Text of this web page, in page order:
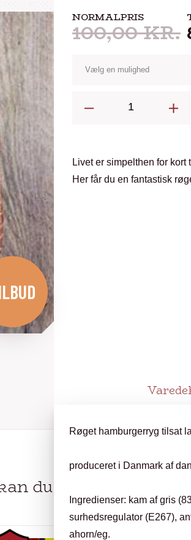
NORMALPRIS
100,00KR.
antal
Livet er simpelthen for
Her får du en fantastisk
Røget hamburgerryg tilsat
produceret i Danmark af
Ingredienser: kam af gris
surhedsregulator (E267),
ahorn/eg.
du